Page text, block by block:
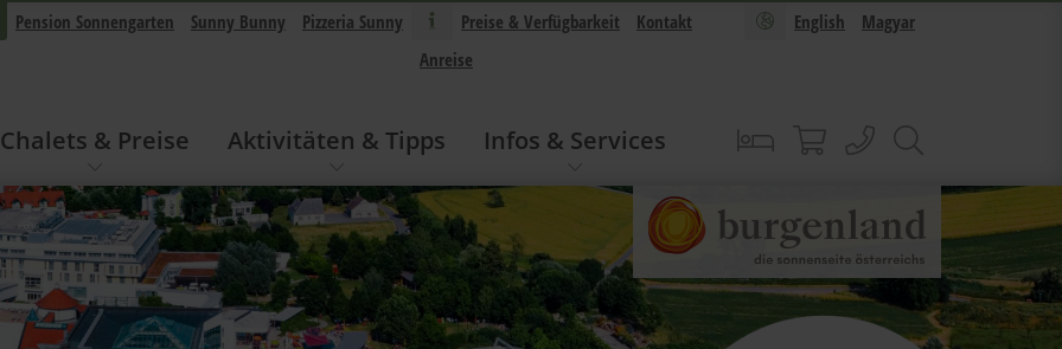
Pension Sonnengarten Sunny Bunny Pizzeria Sunny English Magyar
Preise & Verfügbarkeit
Kontakt
Anreise
Chalets & Preise Aktivitäten & Tipps Infos & Services BuchenSonnentherme Shop
anrufen